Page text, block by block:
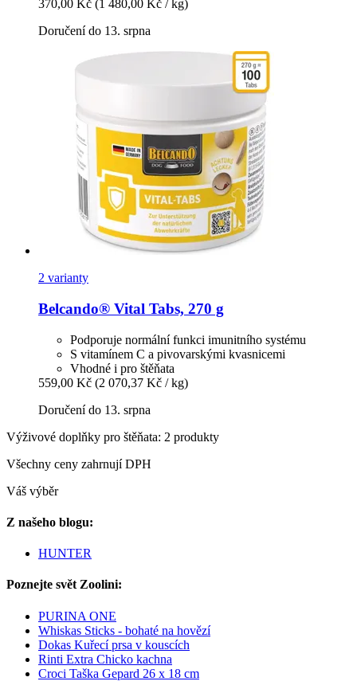
370,00 Kč (1 480,00 Kč / kg)
Doručení do 13. srpna
2 varianty
Belcando® Vital Tabs, 270 g
Podporuje normální funkci imunitního systému
S vitamínem C a pivovarskými kvasnicemi
Vhodné i pro štěňata
559,00 Kč (2 070,37 Kč / kg)
Doručení do 13. srpna
Výživové doplňky pro štěňata: 2 produkty
Všechny ceny zahrnují DPH
Váš výběr
Z našeho blogu:
HUNTER
Poznejte svět Zoolini:
PURINA ONE
Whiskas Sticks - bohaté na hovězí
Dokas Kuřecí prsa v kouscích
Rinti Extra Chicko kachna
Croci Taška Gepard 26 x 18 cm